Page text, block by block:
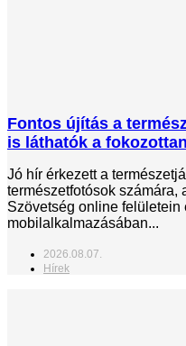
Fontos újítás a
is láthatók a
Jó hír érkezett a
természetfotósok számára,
Szövetség online felületein
mobilalkalmazásában...
2026.08.07.
Hírek